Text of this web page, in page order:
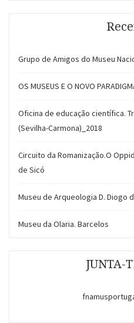
Grupo de Amigos do Museu
OS MUSEUS E O NOVO
Oficina de educação científica.
(Sevilha-Carmona)_2018
Circuito da Romanização.O
de Sicó
Museu de Arqueologia D. Diogo
Museu da Olaria. Barcelos
JUNTA-